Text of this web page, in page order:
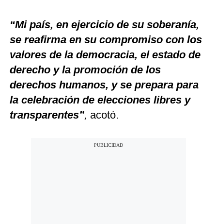
“Mi país, en ejercicio de su soberanía,
se reafirma en su compromiso con los
valores de la democracia, el estado de
derecho y la promoción de los
derechos humanos, y se prepara para
la celebración de elecciones libres y
transparentes”, acotó.